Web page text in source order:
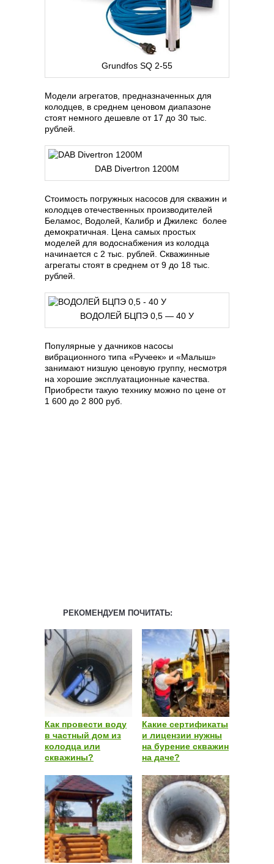
Grundfos SQ 2-55
Модели агрегатов, предназначенных для
колодцев, в среднем ценовом диапазоне
стоят немного дешевле от 17 до 30 тыс.
рублей.
DAB Divertron 1200M
Стоимость погружных насосов для скважин и
колодцев отечественных производителей
Беламос, Водолей, Калибр и Джилекс более
демократичная. Цена самых простых
моделей для водоснабжения из колодца
начинается с 2 тыс. рублей. Скважинные
агрегаты стоят в среднем от 9 до 18 тыс.
рублей.
ВОДОЛЕЙ БЦПЭ 0,5 — 40 У
Популярные у дачников насосы
вибрационного типа «Ручеек» и «Малыш»
занимают низшую ценовую группу, несмотря
на хорошие эксплуатационные качества.
Приобрести такую технику можно по цене от
1 600 до 2 800 руб.
РЕКОМЕНДУЕМ ПОЧИТАТЬ:
Как провести воду
в частный дом из
колодца или
скважины?
Какие сертификаты
и лицензии нужны
на бурение скважин
на даче?